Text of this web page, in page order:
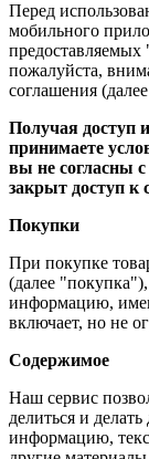
Перед
мобильного
пожалуйста,
соглашения
Получая доступ
принимаете
вы не согласны
закрыт доступ к
Покупки
При покупке
(далее
информацию,
включает, но не
Содержимое
Наш сервис
делиться и
информацию,